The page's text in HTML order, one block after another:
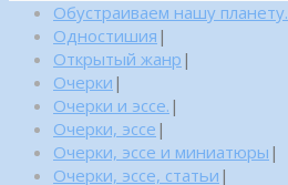
Обустраиваем нашу планету.
Одностишия |
Открытый жанр |
Очерки |
Очерки и эссе. |
Очерки, эссе |
Очерки, эссе и миниатюры |
Очерки, эссе, статьи |